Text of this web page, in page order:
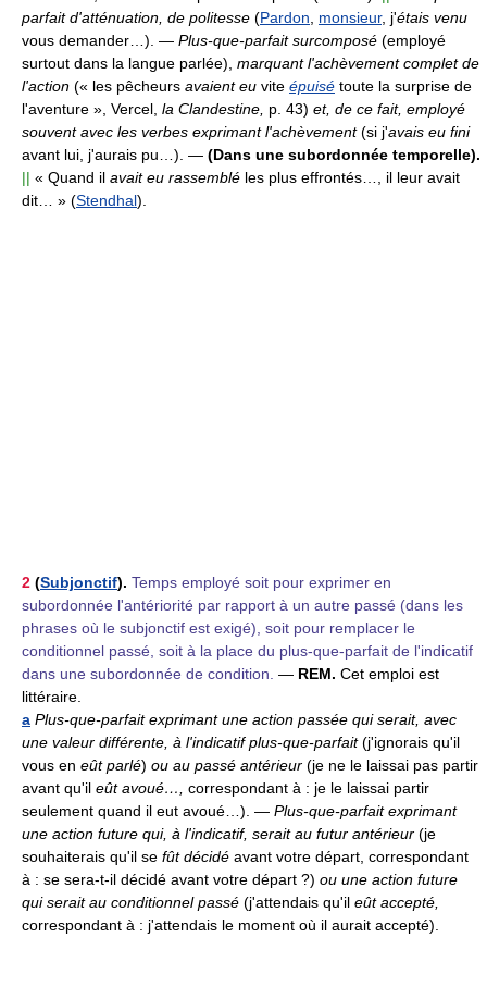
parfait d'atténuation, de politesse (Pardon monsieur, j'étais venu
vous demander…). — Plus-que-parfait surcomposé (employé
surtout dans la langue parlée), marquant l'achèvement complet de
l'action (« les pêcheurs avaient eu vite épuisé toute la surprise de
l'aventure », Vercel, la Clandestine, p. 43) et, de ce fait, employé
souvent avec les verbes exprimant l'achèvement(si j'avais eu fini
avant lui, j'aurais pu…). — (Dans une subordonnée temporelle).
|| « Quand il avait eu rassemblé les plus effrontés…, il leur avait
dit… » (Stendhal).
2 (Subjonctif). Temps employé soit pour exprimer en
subordonnée l'antériorité par rapport à un autre passé (dans les
phrases où le subjonctif est exigé), soit pour remplacer le
conditionnel passé, soit à la place du plus-que-parfait de l'indicatif
dans une subordonnée de condition. — REM. Cet emploi est
littéraire.
a Plus-que-parfait exprimant une action passée qui serait, avec
une valeur différente, à l'indicatif plus-que-parfait(j'ignorais qu'il
vous en eût parlé) ou au passé antérieur (je ne le laissai pas partir
avant qu'il eût avoué…,
correspondant à : je le laissai partir
seulement quand il eut avoué…). — Plus-que-parfait exprimant
une action future qui, à l'indicatif, serait au futur antérieur (je
souhaiterais qu'il se fût décidé avant votre départ, correspondant
à : se sera-t-il décidé avant votre départ ?) ou une action future
qui serait au conditionnel passé (j'attendais qu'il eût accepté,
correspondant à : j'attendais le moment où il aurait accepté).